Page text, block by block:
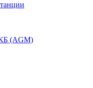
(AGM)